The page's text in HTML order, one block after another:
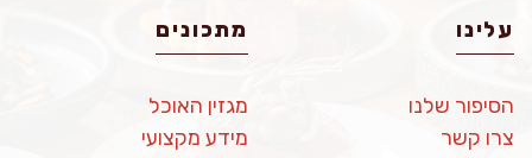
עלינו
הסיפור שלנו
צרו קשר
מתכונים
מגזין האוכל
מידע מקצועי